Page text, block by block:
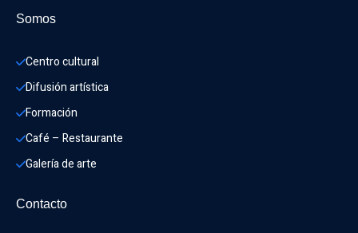
Somos
Centro cultural
Difusión artística
Formación
Café – Restaurante
Galería de arte
Contacto